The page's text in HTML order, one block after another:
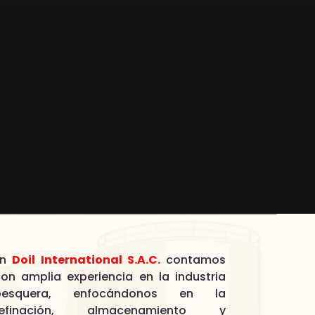
Doil International S.A.C.contamos
amplia experiencia en la industria
enfocándonos en la
almacenamiento y